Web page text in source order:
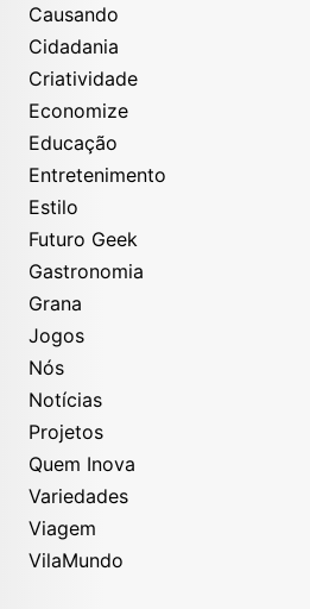
Causando
Cidadania
Criatividade
Economize
Educação
Entretenimento
Estilo
Futuro Geek
Gastronomia
Grana
Jogos
Nós
Notícias
Projetos
Quem Inova
Variedades
Viagem
VilaMundo